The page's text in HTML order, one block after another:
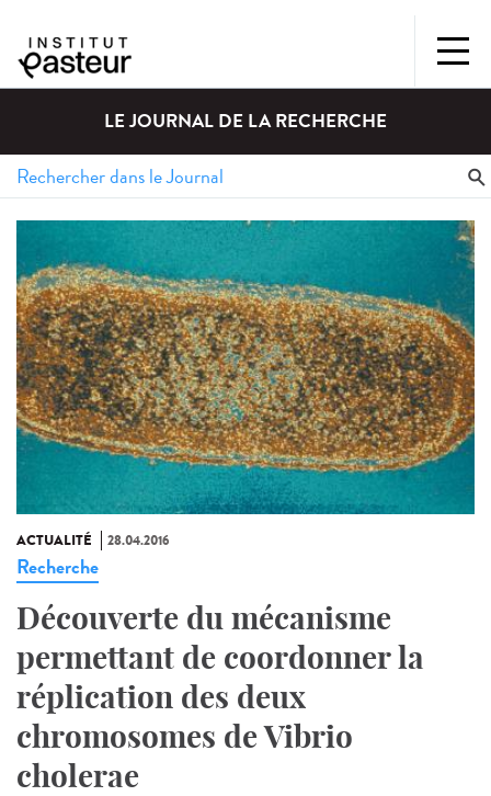
LE JOURNAL DE LA RECHERCHE
ACTUALITÉ 28.04.2016
Recherche
Découverte du mécanisme
permettant de coordonner la
réplication des deux
chromosomes de Vibrio
cholerae